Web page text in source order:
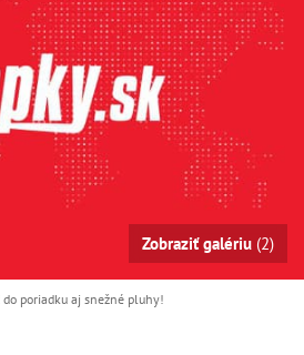
Zobraziť galériu (2)
poriadku aj snežné pluhy!